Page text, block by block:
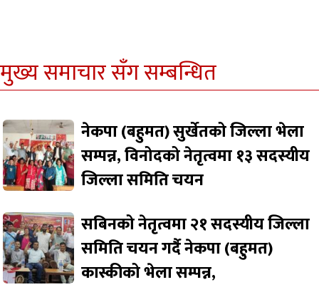
मुख्य समाचार सँग सम्बन्धित
नेकपा (बहुमत) सुर्खेतको जिल्ला भेला
सम्पन्न, विनोदको नेतृत्वमा १३ सदस्यीय
जिल्ला समिति चयन
सबिनको नेतृत्वमा २१ सदस्यीय जिल्ला
समिति चयन गर्दै नेकपा (बहुमत)
कास्कीको भेला सम्पन्न,